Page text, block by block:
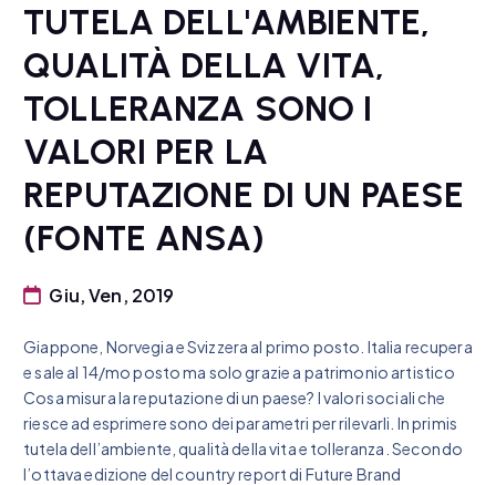
TUTELA DELL'AMBIENTE,
QUALITÀ DELLA VITA,
TOLLERANZA SONO I
VALORI PER LA
REPUTAZIONE DI UN PAESE
(FONTE ANSA)
Giu, Ven, 2019
Giappone, Norvegia e Svizzera al primo posto. Italia recupera
e sale al 14/mo posto ma solo grazie a patrimonio artistico
Cosa misura la reputazione di un paese? I valori sociali che
riesce ad esprimere sono dei parametri per rilevarli. In primis
tutela dell’ambiente, qualità della vita e tolleranza. Secondo
l’ottava edizione del country report di Future Brand